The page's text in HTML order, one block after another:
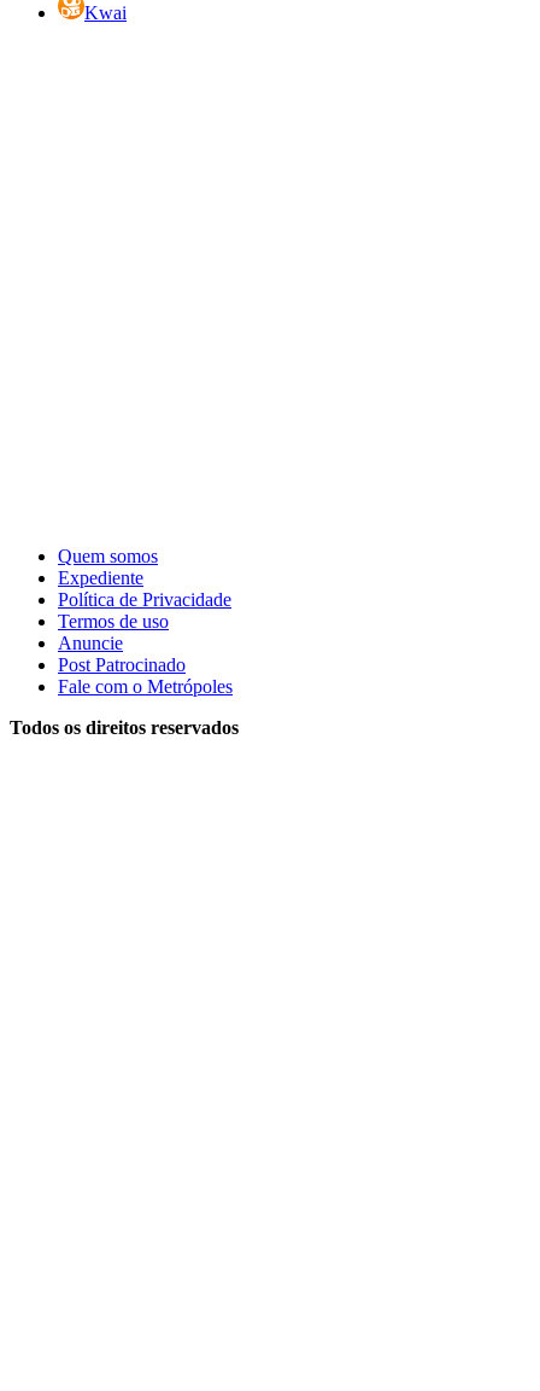
Kwai
Quem somos
Expediente
Política de Privacidade
Termos de uso
Anuncie
Post Patrocinado
Fale com o Metrópoles
Todos os direitos reservados